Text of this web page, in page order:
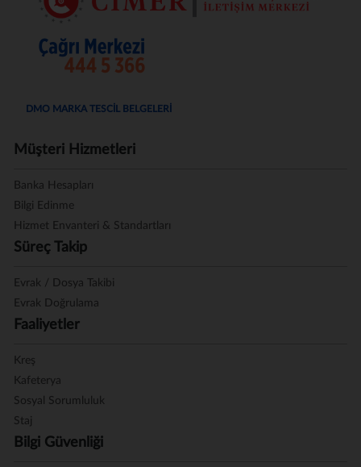
DMO MARKA TESCİL BELGELERİ
Müşteri Hizmetleri
Banka Hesapları
Bilgi Edinme
Hizmet Envanteri & Standartları
Süreç Takip
Evrak / Dosya Takibi
Evrak Doğrulama
Faaliyetler
Kreş
Kafeterya
Sosyal Sorumluluk
Staj
Bilgi Güvenliği